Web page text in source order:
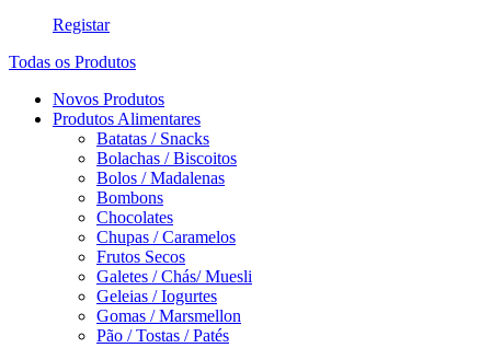
Registar
Todas os Produtos
Novos Produtos
Produtos Alimentares
Batatas / Snacks
Bolachas / Biscoitos
Bolos / Madalenas
Bombons
Chocolates
Chupas / Caramelos
Frutos Secos
Galetes / Chás/ Muesli
Geleias / Iogurtes
Gomas / Marsmellon
Pão / Tostas / Patés